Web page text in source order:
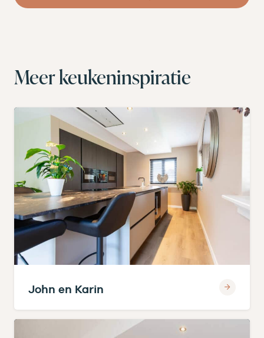
Meer keukeninspiratie
John en Karin